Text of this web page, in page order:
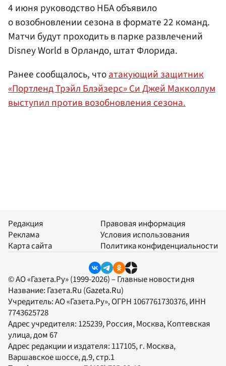
4 июня руководство НБА объявило
о возобновлении сезона в формате 22 команд.
Матчи будут проходить в парке развлечений
Disney World в Орландо, штат Флорида.
Ранее сообщалось, чтоатакующий защитник
«Портленд Трэйл Блэйзерс» Си Джей Макколлум
выступил против возобновления сезона.
Редакция
Реклама
Карта сайта
Правовая информация
Условия использования
Политика конфиденциальности
© АО «Газета.Ру» (1999-2026) – Главные новости дня
Название: Газета.Ru (Gazeta.Ru)
Учредитель:АО «Газета.Ру», ОГРН 1067761730376, ИНН
7743625728
Адрес учредителя: 125239, Россия, Москва, Коптевская
улица, дом 67
Адрес редакции и издателя: 117105, г. Москва,
Варшавское шоссе, д.9, стр.1